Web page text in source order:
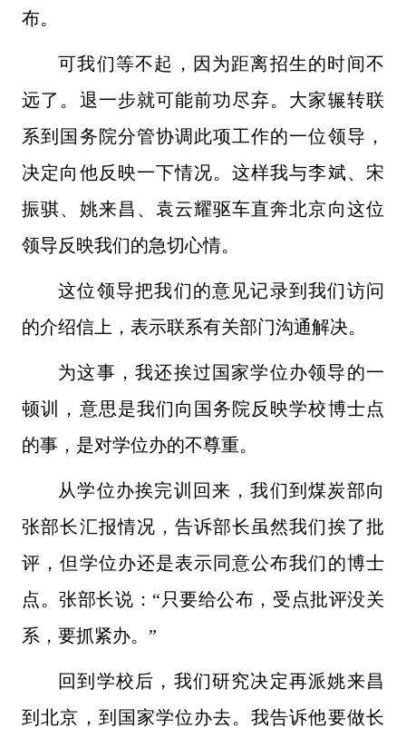
布。
可我们等不起，因为距离招生的时间不
远了。退一步就可能前功尽弃。大家辗转联
系到国务院分管协调此项工作的一位领导，
决定向他反映一下情况。这样我与李斌、宋
振骐、姚来昌、袁云耀驱车直奔北京向这位
领导反映我们的急切心情。
这位领导把我们的意见记录到我们访问
的介绍信上，表示联系有关部门沟通解决。
为这事，我还挨过国家学位办领导的一
顿训，意思是我们向国务院反映学校博士点
的事，是对学位办的不尊重。
从学位办挨完训回来，我们到煤炭部向
张部长汇报情况，告诉部长虽然我们挨了批
评，但学位办还是表示同意公布我们的博士
点。张部长说：“只要给公布，受点批评没关
系，要抓紧办。”
回到学校后，我们研究决定再派姚来昌
到北京，到国家学位办去。我告诉他要做长